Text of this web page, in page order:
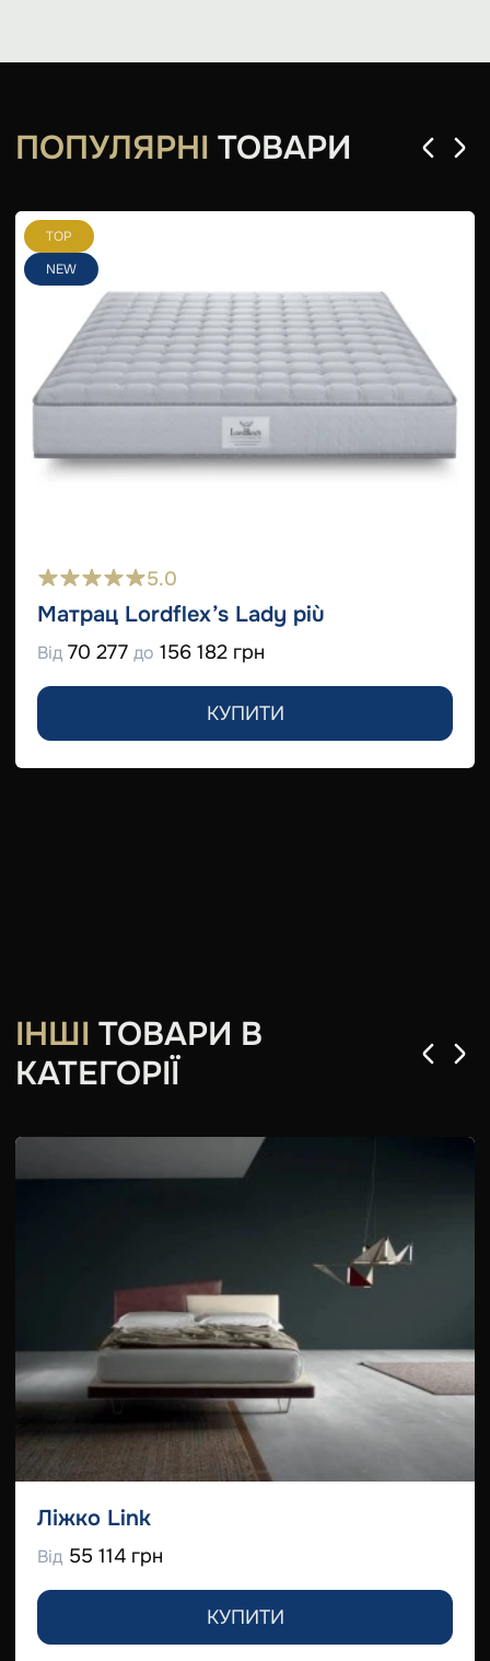
ПОПУЛЯРНІ ТОВАРИ
TOP
NEW
5.0
Матрац Lordflex’s Lady più
Від 70 277 до 156 182 грн
КУПИТИ
ІНШІ ТОВАРИ В
КАТЕГОРІЇ
Ліжко Link
Від 55 114 грн
КУПИТИ